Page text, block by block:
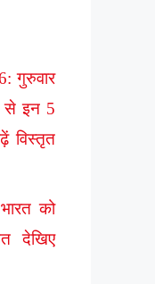
गुरुवार
से इन 5
विस्तृत
को
देखिए